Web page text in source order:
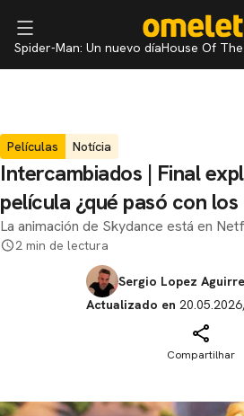
Spider-Man: Un nuevo díaHouse Of
Películas Notícia
Intercambiados | Final
película ¿qué pasó con los
La animación de Skydance está en
2 min de lectura
Sergio Lopez Aguirre
Actualizado en
Compartilhar